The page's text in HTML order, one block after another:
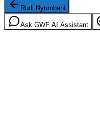
Rudi Nyumbani
Ask GWF AI Assistant